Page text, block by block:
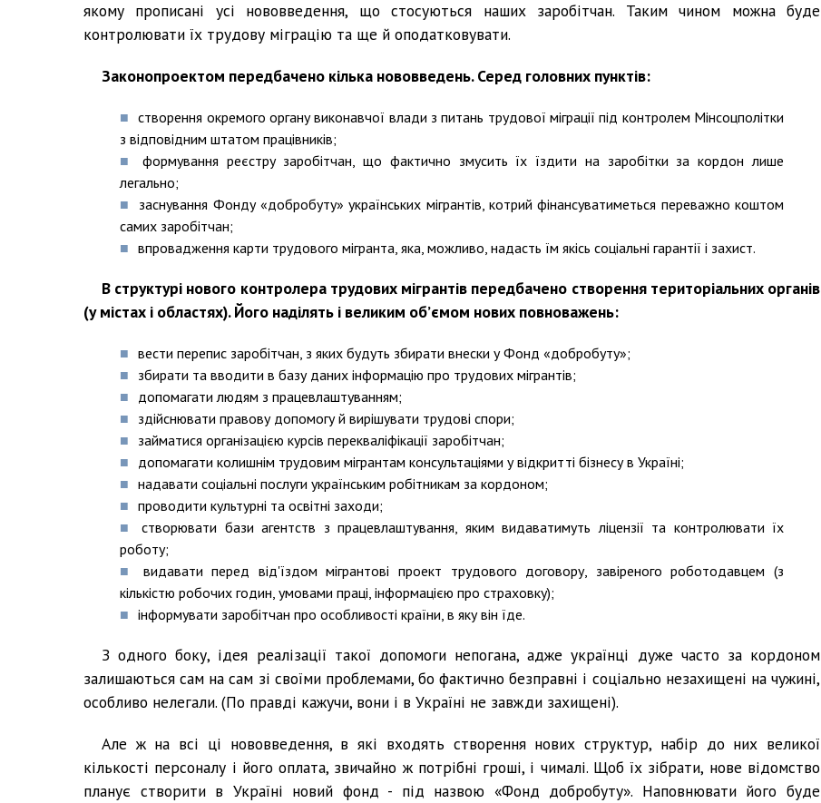
якому прописані усі нововведення, що стосуються наших заробітчан. Таким чином можна буде
контролювати їх трудову міграцію та ще й оподатковувати.
Законопроектом передбачено кілька нововведень. Серед головних пунктів:
створення окремого органу виконавчої влади з питань трудової міграції під контролем Мінсоцполітки
з відповідним штатом працівників;
формування реєстру заробітчан, що фактично змусить їх їздити на заробітки за кордон лише
легально;
заснування Фонду «добробуту» українських мігрантів, котрий фінансуватиметься переважно коштом
самих заробітчан;
впровадження карти трудового мігранта, яка, можливо, надасть їм якісь соціальні гарантії і захист.
В структурі нового контролера трудових мігрантів передбачено створення територіальних органів
(у містах і областях). Його наділять і великим об’ємом нових повноважень:
вести перепис заробітчан, з яких будуть збирати внески у Фонд «добробуту»;
збирати та вводити в базу даних інформацію про трудових мігрантів;
допомагати людям з працевлаштуванням;
здійснювати правову допомогу й вирішувати трудові спори;
займатися організацією курсів перекваліфікації заробітчан;
допомагати колишнім трудовим мігрантам консультаціями у відкритті бізнесу в Україні;
надавати соціальні послуги українським робітникам за кордоном;
проводити культурні та освітні заходи;
створювати бази агентств з працевлаштування, яким видаватимуть ліцензії та контролювати їх
роботу;
видавати перед від'їздом мігрантові проект трудового договору, завіреного роботодавцем (з
кількістю робочих годин, умовами праці, інформацією про страховку);
інформувати заробітчан про особливості країни, в яку він їде.
З одного боку, ідея реалізації такої допомоги непогана, адже українці дуже часто за кордоном
залишаються сам на сам зі своїми проблемами, бо фактично безправні і соціально незахищені на чужині,
особливо нелегали. (По правді кажучи, вони і в Україні не завжди захищені).
Але ж на всі ці нововведення, в які входять створення нових структур, набір до них великої
кількості персоналу і його оплата, звичайно ж потрібні гроші, і чималі. Щоб їх зібрати, нове відомство
планує створити в Україні новий фонд - під назвою «Фонд добробуту». Наповнювати його буде